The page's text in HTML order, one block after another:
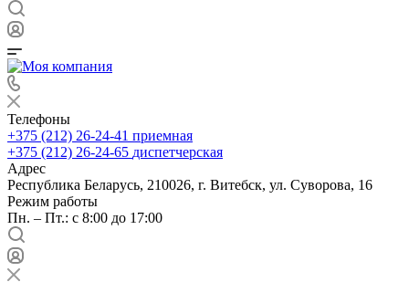
Телефоны
+375 (212) 26-24-41 приемная
+375 (212) 26-24-65 диспетчерская
Адрес
Республика Беларусь, 210026, г. Витебск, ул. Суворова, 16
Режим работы
Пн. – Пт.: с 8:00 до 17:00